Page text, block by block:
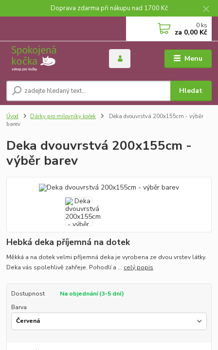
Doprava zdarma při nákupu nad 1700 Kč
Menu
Hledat
0 ks
za 0,00 Kč
Úvod Dárky pro milovníky koček
Deka dvouvrstvá 200x155cm - výběr
barev
Deka dvouvrstvá 200x155cm -
výběr barev
Hebká deka příjemná na dotek
Měkká a na dotek velmi příjemná deka je vyrobena ze dvou vrstev látky.
Deka vás spolehlivě zahřeje. Pohodlí a ... celý popis
Dostupnost
Na objednání (3-5 dní)
Barva